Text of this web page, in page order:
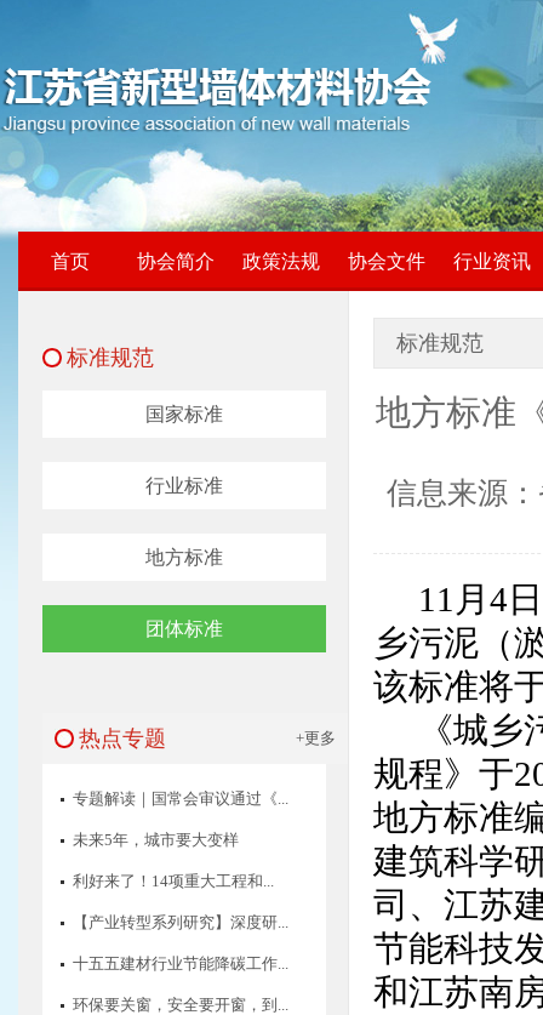
首页 协会简介 政策法规 协会文件 行业资讯
标准规范
国家标准
行业标准
地方标准
团体标准
热点专题 +更多
专题解读｜国常会审议通过《...
未来5年，城市要大变样
利好来了！14项重大工程和...
【产业转型系列研究】深度研...
十五五建材行业节能降碳工作...
环保要关窗，安全要开窗，到...
标准规范
地方标准
信息来源
11 月4
乡污泥（
该标准将
《城
规程》于
地方标准
建筑科学
司、江苏
节能科技
和江苏南